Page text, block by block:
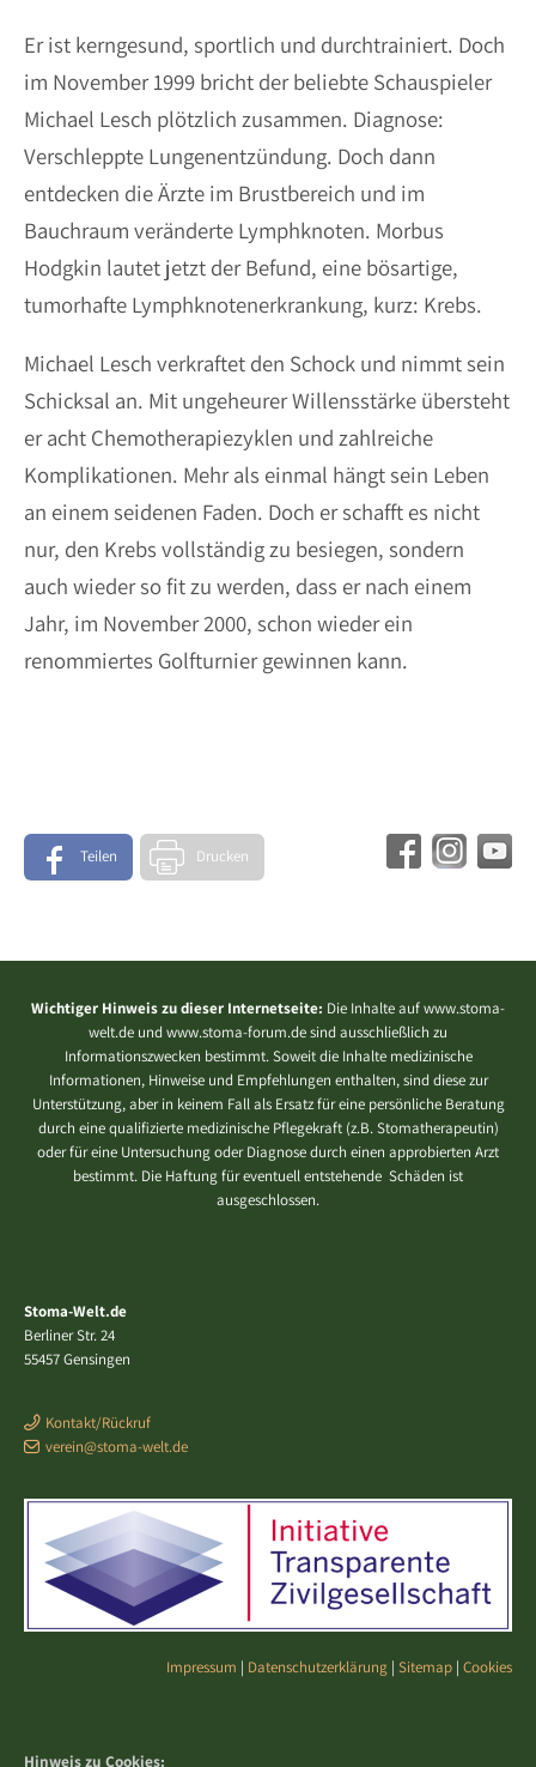
Hinweis zu Cookies:
Er ist kerngesund, sportlich und durchtrainiert. Doch
im November 1999 bricht der beliebte Schauspieler
Michael Lesch plötzlich zusammen. Diagnose:
Verschleppte Lungenentzündung. Doch dann
entdecken die Ärzte im Brustbereich und im
Bauchraum veränderte Lymphknoten. Morbus
Hodgkin lautet jetzt der Befund, eine bösartige,
tumorhafte Lymphknotenerkrankung, kurz: Krebs.
Michael Lesch verkraftet den Schock und nimmt sein
Schicksal an. Mit ungeheurer Willensstärke übersteht
er acht Chemotherapiezyklen und zahlreiche
Komplikationen. Mehr als einmal hängt sein Leben
an einem seidenen Faden. Doch er schafft es nicht
nur, den Krebs vollständig zu besiegen, sondern
auch wieder so fit zu werden, dass er nach einem
Jahr, im November 2000, schon wieder ein
renommiertes Golfturnier gewinnen kann.
Teilen Drucken
Wichtiger Hinweis zu dieser Internetseite: Die Inhalte auf www.stoma-
welt.de und www.stoma-forum.de sind ausschließlich zu
Informationszwecken bestimmt. Soweit die Inhalte medizinische
Informationen, Hinweise und Empfehlungen enthalten, sind diese zur
Unterstützung, aber in keinem Fall als Ersatz für eine persönliche Beratung
durch eine qualifizierte medizinische Pflegekraft (z.B. Stomatherapeutin)
oder für eine Untersuchung oder Diagnose durch einen approbierten Arzt
bestimmt. Die Haftung für eventuell entstehende Schäden ist
ausgeschlossen.
Stoma-Welt.de
Berliner Str. 24
55457 Gensingen
Kontakt/Rückruf
verein@stoma-welt.de
Impressum | Datenschutzerklärung | Sitemap | Cookies